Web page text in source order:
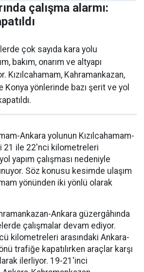
çalışma alarmı:
çok sayıda kara yolu
bakım, onarım ve altyapı
Kızılcahamam, Kahramankazan,
Konya yönlerinde bazı şerit ve yol
Ankara yolunun Kızılcahamam-
21 ile 22'nci kilometreleri
yapım çalışması nedeniyle
Söz konusu kesimde ulaşım
yönünden iki yönlü olarak
Ankara güzergâhında
çalışmalar devam ediyor.
kilometreleri arasındaki Ankara-
trafiğe kapatılırken araçlar karşı
ilerliyor. 19-21'inci